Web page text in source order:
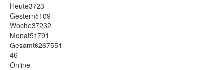
Heute3723
Gestern5109
Woche37232
Monat51791
Gesamt6267551
46
Online